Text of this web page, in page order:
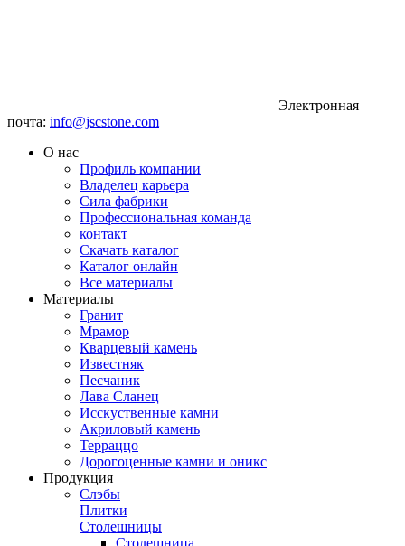
Электронная
почта: info@jscstone.com
О нас
Профиль компании
Владелец карьера
Сила фабрики
Профессиональная команда
контакт
Скачать каталог
Каталог онлайн
Все материалы
Материалы
Гранит
Мрамор
Кварцевый камень
Известняк
Песчаник
Лава Сланец
Исскуственные камни
Акриловый камень
Терраццо
Дорогоценные камни и оникс
Продукция
Слэбы
Плитки
Столешницы